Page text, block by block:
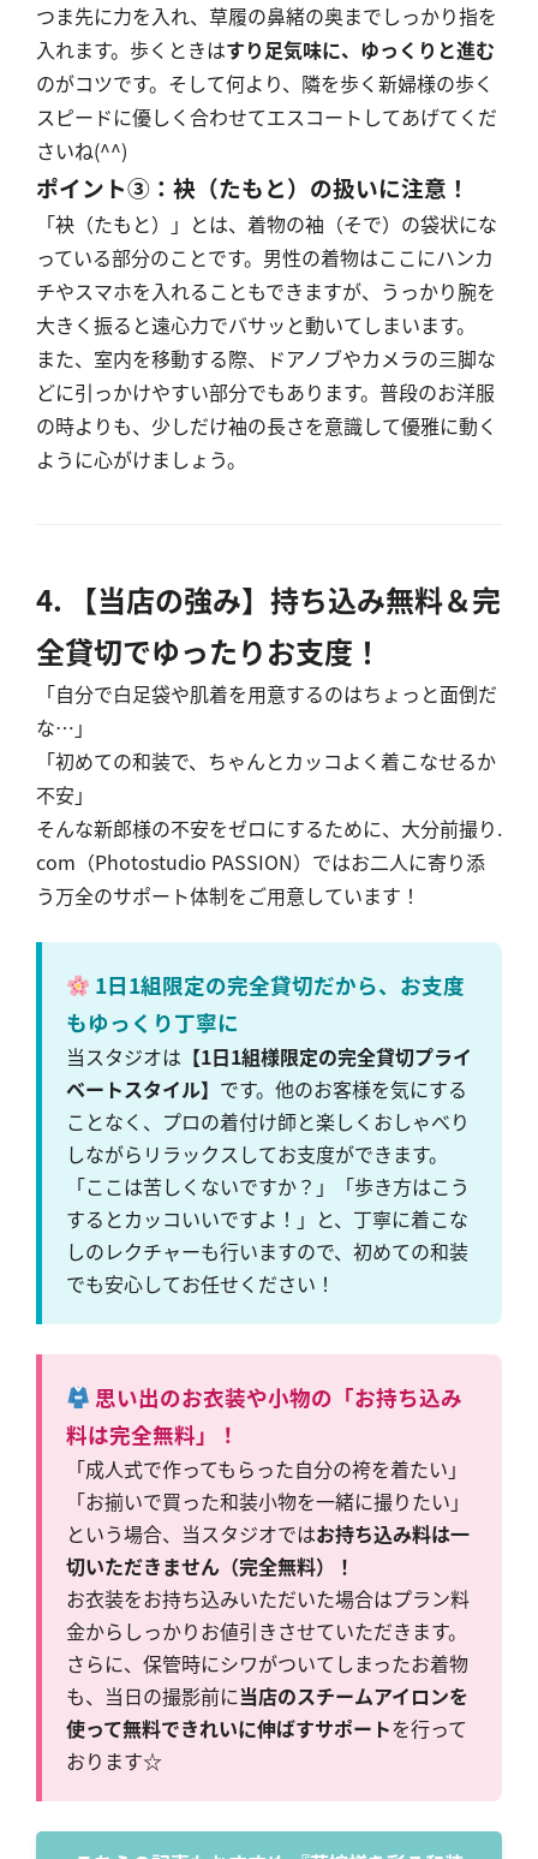
つま先に力を入れ、草履の鼻緒の奥までしっかり指を
入れます。歩くときはすり足気味に、ゆっくりと進む
のがコツです。そして何より、隣を歩く新婦様の歩く
スピードに優しく合わせてエスコートしてあげてくだ
さいね(^^)
ポイント③：袂（たもと）の扱いに注意！
「袂（たもと）」とは、着物の袖（そで）の袋状にな
っている部分のことです。男性の着物はここにハンカ
チやスマホを入れることもできますが、うっかり腕を
大きく振ると遠心力でバサッと動いてしまいます。
また、室内を移動する際、ドアノブやカメラの三脚な
どに引っかけやすい部分でもあります。普段のお洋服
の時よりも、少しだけ袖の長さを意識して優雅に動く
ように心がけましょう。
4. 【当店の強み】持ち込み無料＆完
全貸切でゆったりお支度！
「自分で白足袋や肌着を用意するのはちょっと面倒だ
な…」
「初めての和装で、ちゃんとカッコよく着こなせるか
不安」
そんな新郎様の不安をゼロにするために、大分前撮り.
com（Photostudio PASSION）ではお二人に寄り添
う万全のサポート体制をご用意しています！
1日1組限定の完全貸切だから、お支度
もゆっくり丁寧に
当スタジオは 【1日1組様限定の完全貸切プライ
ベートスタイル】 です。他のお客様を気にする
ことなく、プロの着付け師と楽しくおしゃべり
しながらリラックスしてお支度ができます。
「ここは苦しくないですか？」「歩き方はこう
するとカッコいいですよ！」と、丁寧に着こな
しのレクチャーも行いますので、初めての和装
でも安心してお任せください！
思い出のお衣装や小物の「お持ち込み
料は完全無料」！
「成人式で作ってもらった自分の袴を着たい」
「お揃いで買った和装小物を一緒に撮りたい」
という場合、当スタジオではお持ち込み料は一
切いただきません（完全無料）！
お衣装をお持ち込みいただいた場合はプラン料
金からしっかりお値引きさせていただきます。
さらに、保管時にシワがついてしまったお着物
も、当日の撮影前に当店のスチームアイロンを
使って無料できれいに伸ばすサポートを行って
おります☆